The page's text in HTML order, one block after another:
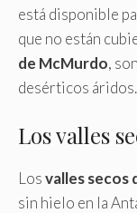
está disponible
que no están
de McMurdo,
desérticos áridos.
Los valles
Losvalles secos
sin hielo en la